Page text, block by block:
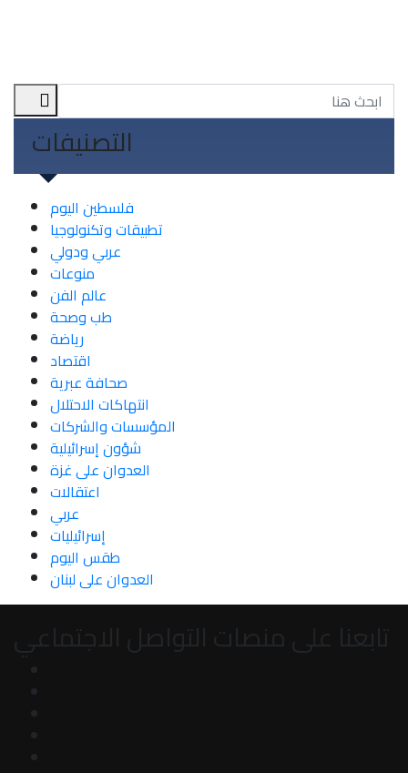
التصنيفات
فلسطين اليوم
تطبيقات وتكنولوجيا
عربي ودولي
منوعات
عالم الفن
طب وصحة
رياضة
اقتصاد
صحافة عبرية
انتهاكات الاحتلال
المؤسسات والشركات
شؤون إسرائيلية
العدوان على غزة
اعتقالات
عربي
إسرائيليات
طقس اليوم
العدوان على لبنان
تابعنا على منصات التواصل الاجتماعي